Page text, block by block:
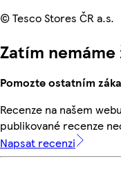
© Tesco Stores ČR a.s.
Zatím
Pomozte ostatním
Recenze na našem
publikované recenze
Napsat recenzi